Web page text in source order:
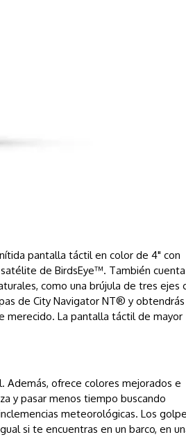
pantalla táctil en color de 4" con
de BirdsEye™. También cuenta
como una brújula de tres ejes
de City Navigator NT® y obtendrás
merecido. La pantalla táctil de mayor
Además, ofrece colores mejorados e
y pasar menos tiempo buscando
meteorológicas. Los
si te encuentras en un barco, en